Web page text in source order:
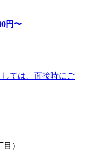
円〜
ては、面接時にご
）